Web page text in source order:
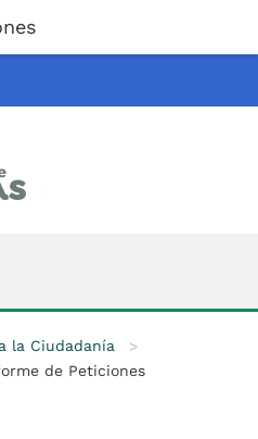
de
la Ciudadanía
>
de Peticiones